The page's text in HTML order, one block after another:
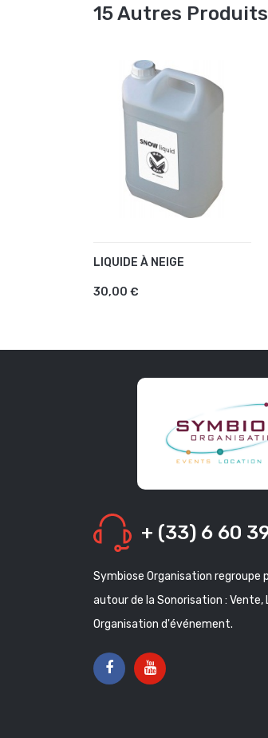
15 Autres
LIQUIDE À NEIGE
30,00 €
AJOUTER AU PANIER
+ (33) 6 60
Symbiose Organisation regroupe
autour de la Sonorisation : Vente,
Organisation d'événement.